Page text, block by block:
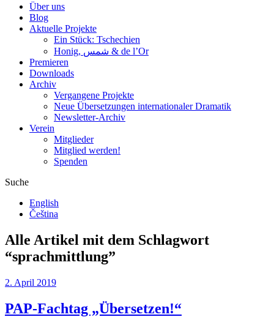
Über uns
Blog
Aktuelle Projekte
Ein Stück: Tschechien
Honig, شمس & de l’Or
Premieren
Downloads
Archiv
Vergangene Projekte
Neue Übersetzungen internationaler Dramatik
Newsletter-Archiv
Verein
Mitglieder
Mitglied werden!
Spenden
Suche
English
Čeština
Alle Artikel mit dem Schlagwort
“sprachmittlung”
2. April 2019
PAP-Fachtag „Übersetzen!“